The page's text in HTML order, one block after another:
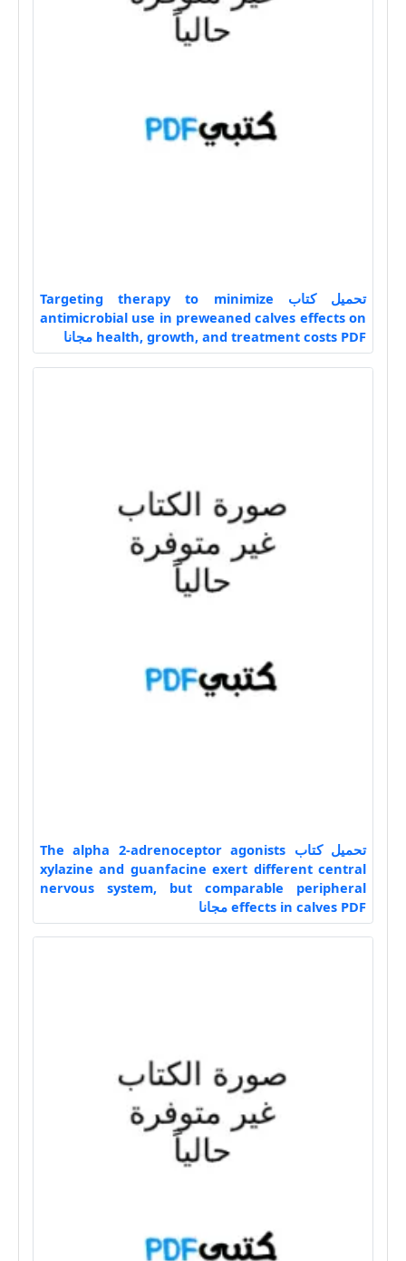
تحميل كتاب Targeting therapy to minimize
antimicrobial use in preweaned calves effects on
health, growth, and treatment costs PDF مجانا
تحميل كتاب The alpha 2-adrenoceptor agonists
xylazine and guanfacine exert different central
nervous system, but comparable peripheral
effects in calves PDF مجانا